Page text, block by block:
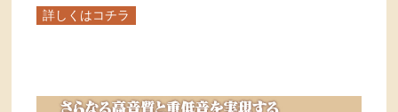
詳しくはコチラ